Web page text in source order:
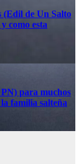
(Edil de Un Salto
como esta
para muchos
familia salteña